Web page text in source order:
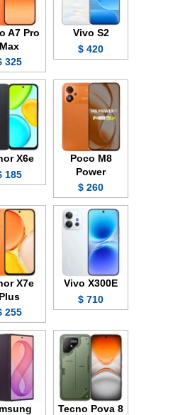
Vivo S2
420 $
A7 Pro
Max
325 $
Poco M8
Power
260 $
X6e
185 $
Vivo X300E
710 $
X7e
Plus
255 $
Tecno Pova 8